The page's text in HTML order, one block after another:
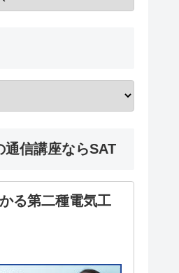
通信講座ならSAT
る第二種電気工